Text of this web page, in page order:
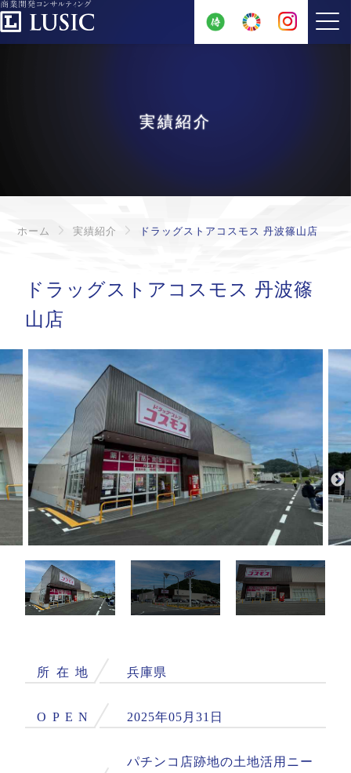
実績紹介
ホーム 実績紹介 ドラッグストアコスモス 丹波篠山店
ドラッグストアコスモス 丹波篠
山店
所 在 地 兵庫県
O P E N 2025年05月31日
パチンコ店跡地の土地活用ニー